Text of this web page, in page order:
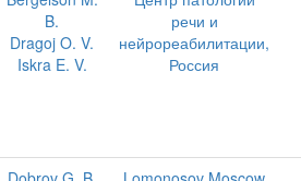
B.
Dragoj O. V.
Iskra E. V.
речи и
нейрореабилитации,
Россия